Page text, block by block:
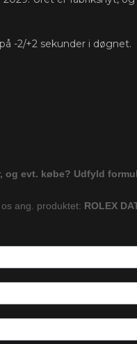
-2/+2 sekunder i døgnet.
og evt. købe? Udfyld
ang. produktet: ROLEX